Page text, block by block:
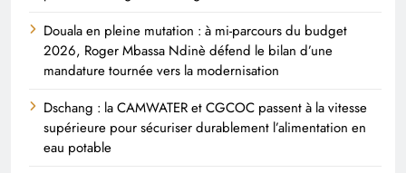
Douala en pleine mutation : à mi-parcours du budget
2026, Roger Mbassa Ndinè défend le bilan d’une
mandature tournée vers la modernisation
Dschang : la CAMWATER et CGCOC passent à la vitesse
supérieure pour sécuriser durablement l’alimentation en
eau potable